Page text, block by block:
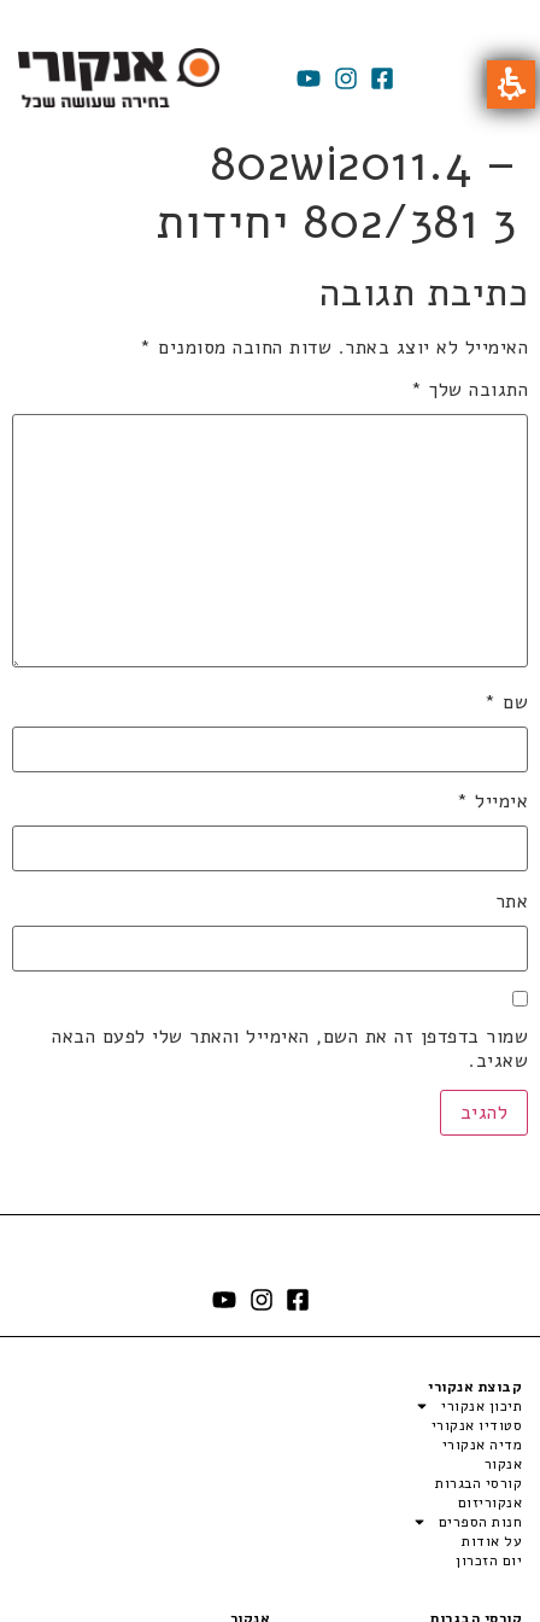
802wi2011.4 –
802/381 3 יחידות
כתיבת תגובה
האימייל לא יוצג באתר. שדות החובה מסומנים *
התגובה שלך *
שם *
אימייל *
אתר
שמור בדפדפן זה את השם, האימייל והאתר שלי לפעם הבאה
שאגיב.
קבוצת אנקורי
תיכון אנקורי
סטודיו אנקורי
מדיה אנקורי
אנקור
קורסי הבגרות
אנקוריזום
חנות הספרים
על אודות
יום הזכרון